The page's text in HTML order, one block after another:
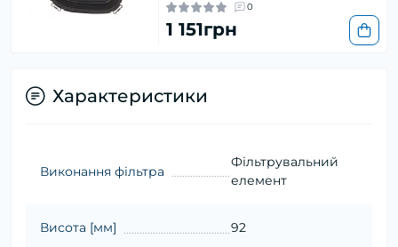
0
1 151грн
Характеристики
Виконання фільтра
Фільтрувальний
елемент
Висота [мм] 92